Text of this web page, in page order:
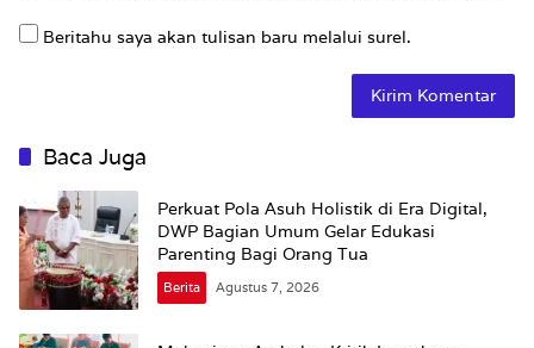
Beritahu saya akan tulisan baru melalui surel.
Baca Juga
Perkuat Pola Asuh Holistik di Era Digital,
DWP Bagian Umum Gelar Edukasi
Parenting Bagi Orang Tua
Berita Agustus 7, 2026